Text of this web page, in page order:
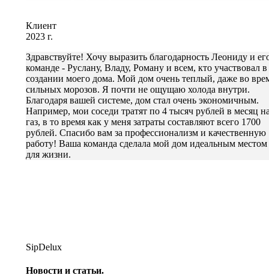
Клиент
2023 г.
Здравствуйте! Хочу выразить благодарность Леониду и
команде - Руслану, Владу, Роману и всем, кто участвовал в
создании моего дома. Мой дом очень теплый, даже во
сильных морозов. Я почти не ощущаю холода внутри.
Благодаря вашей системе, дом стал очень экономичным.
Например, мои соседи тратят по 4 тысяч рублей в месяц
газ, в то время как у меня затраты составляют всего 1700
рублей. Спасибо вам за профессионализм и качественную
работу! Ваша команда сделала мой дом идеальным местом
для жизни.
SipDelux
Новости и статьи.